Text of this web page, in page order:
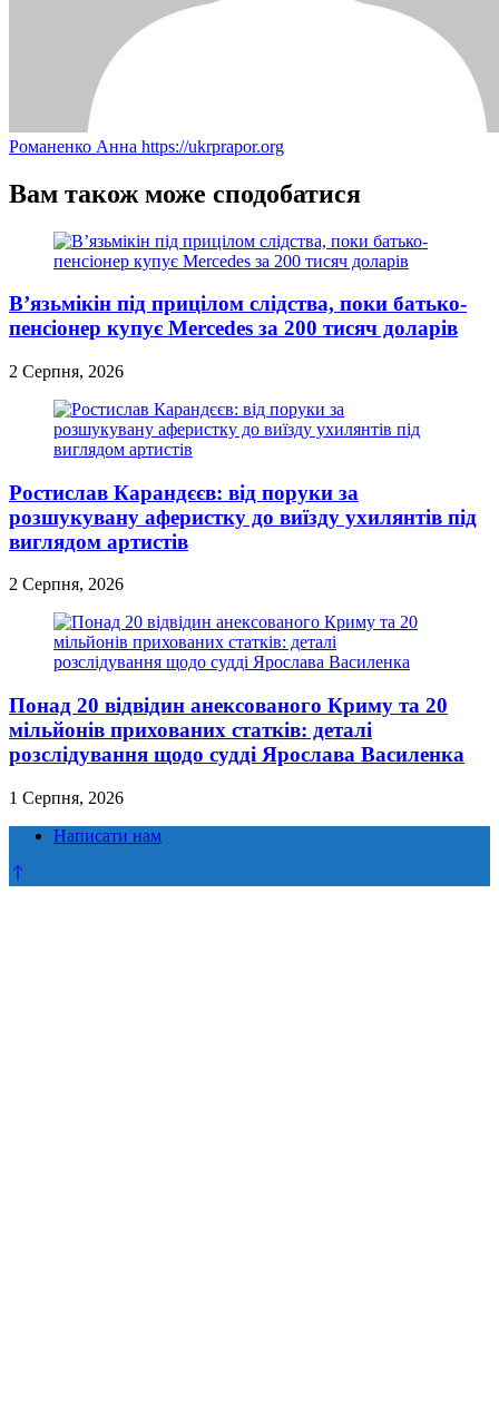
Романенко Анна https://ukrprapor.org
Вам також може сподобатися
В’язьмікін під прицілом слідства, поки батько-
пенсіонер купує Mercedes за 200 тисяч доларів
2 Серпня, 2026
Ростислав Карандєєв: від поруки за
розшукувану аферистку до виїзду ухилянтів під
виглядом артистів
2 Серпня, 2026
Понад 20 відвідин анексованого Криму та 20
мільйонів прихованих статків: деталі
розслідування щодо судді Ярослава Василенка
1 Серпня, 2026
Написати нам
Прокрутка
до